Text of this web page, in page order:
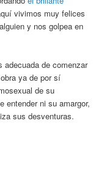
vivimos muy felices
y nos golpea en
adecuada de comenzar
ya de por sí
de su
entender ni su amargor,
sus desventuras.